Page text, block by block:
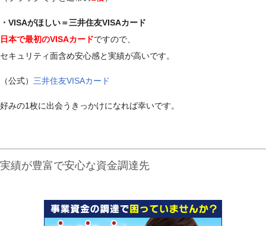
・VISAがほしい＝三井住友VISAカード
日本で最初のVISAカードですので、
セキュリティ面含め安心感と実績が高いです。
（公式） 三井住友VISAカード
好みの1枚に出会うきっかけになれば幸いです。
実績が豊富で安心な資金調達先